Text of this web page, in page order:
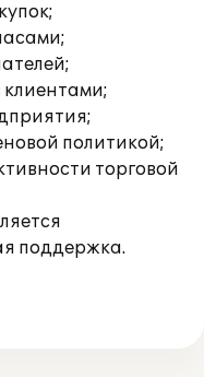
политикой;
торговой
поддержка.